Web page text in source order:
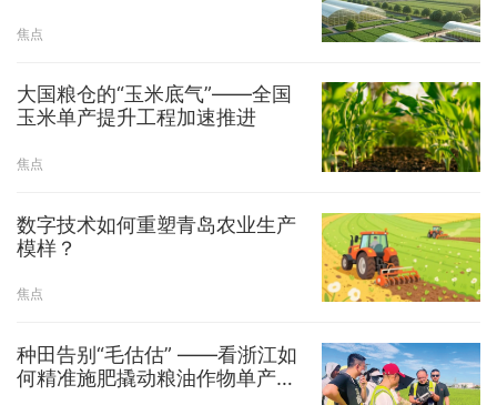
焦点
大国粮仓的“玉米底气”——全国
玉米单产提升工程加速推进
焦点
数字技术如何重塑青岛农业生产
模样？
焦点
种田告别“毛估估” ——看浙江如
何精准施肥撬动粮油作物单产提